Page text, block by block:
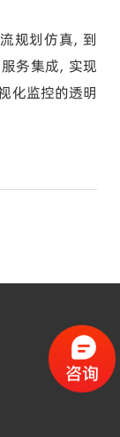
规划仿真，到
务集成，实现
化监控的透明